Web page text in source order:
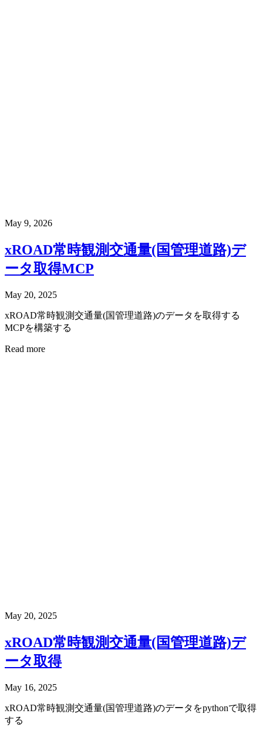
May 9, 2026
xROAD常時観測交通量(国管理道路)デ
ータ取得MCP
May 20, 2025
xROAD常時観測交通量(国管理道路)のデータを取得する
MCPを構築する
Read more
May 20, 2025
xROAD常時観測交通量(国管理道路)デ
ータ取得
May 16, 2025
xROAD常時観測交通量(国管理道路)のデータをpythonで取得
する